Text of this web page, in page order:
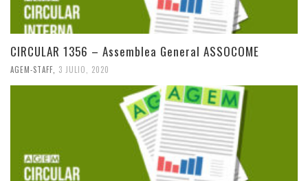
CIRCULAR 1356 – Assemblea General ASSOCOME
AGEM-STAFF 3 JULIO, 2020